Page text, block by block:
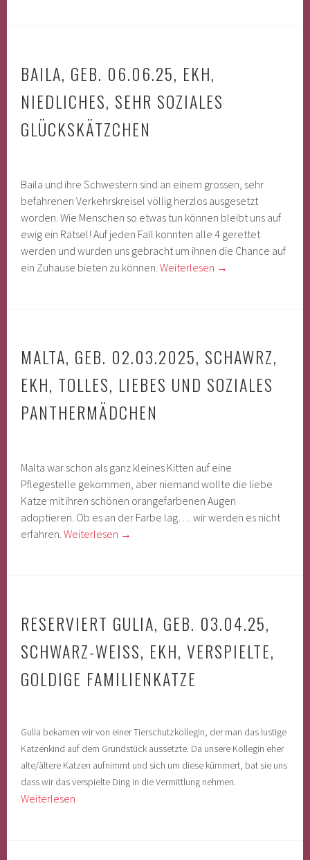
BAILA, GEB. 06.06.25, EKH,
NIEDLICHES, SEHR SOZIALES
GLÜCKSKÄTZCHEN
Baila und ihre Schwestern sind an einem grossen, sehr
befahrenen Verkehrskreisel völlig herzlos ausgesetzt
worden. Wie Menschen so etwas tun können bleibt uns auf
ewig ein Rätsel! Auf jeden Fall konnten alle 4 gerettet
werden und wurden uns gebracht um ihnen die Chance auf
ein Zuhause bieten zu können.Weiterlesen →
MALTA, GEB. 02.03.2025, SCHAWRZ,
EKH, TOLLES, LIEBES UND SOZIALES
PANTHERMÄDCHEN
Malta war schon als ganz kleines Kitten auf eine
Pflegestelle gekommen, aber niemand wollte die liebe
Katze mit ihren schönen orangefarbenen Augen
adoptieren. Ob es an der Farbe lag…. wir werden es nicht
erfahren.Weiterlesen →
RESERVIERT GULIA, GEB. 03.04.25,
SCHWARZ-WEISS, EKH, VERSPIELTE,
GOLDIGE FAMILIENKATZE
Gulia bekamen wir von einer Tierschutzkollegin, der man das lustige
Katzenkind auf dem Grundstück aussetzte. Da unsere Kollegin eher
alte/ältere Katzen aufnimmt und sich um diese kümmert, bat sie uns
dass wir das verspielte Ding in die Vermittlung nehmen.
Weiterlesen